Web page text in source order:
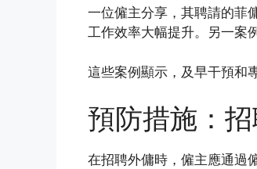
一位僱主分享，其聘請的菲
工作效率大幅提升。另一案
這些案例顯示，及早干預和
預防措施：
在招聘外傭時，僱主應通過